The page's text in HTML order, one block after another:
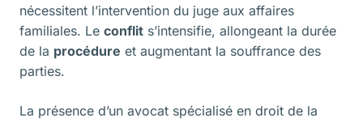
nécessitent l’intervention du juge aux affaires
familiales. Le conflit s’intensifie, allongeant la durée
de la procédure et augmentant la souffrance des
parties.
La présence d’un avocat spécialisé en droit de la